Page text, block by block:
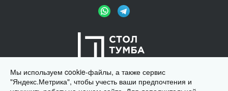
Мы используем cookie-файлы, а также сервис
"Яндекс.Метрика", чтобы учесть ваши предпочтения и